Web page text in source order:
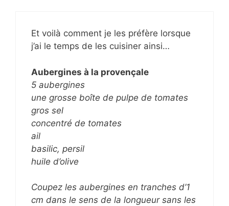
Et voilà comment je les préfère lorsque
j’ai le temps de les cuisiner ainsi…
Aubergines à la provençale
5 aubergines
une grosse boîte de pulpe de tomates
gros sel
concentré de tomates
ail
basilic, persil
huile d’olive
Coupez les aubergines en tranches d’1
cm dans le sens de la longueur sans les